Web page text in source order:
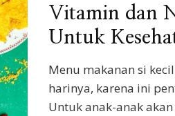
Vitamin dan
Untuk
Menu makanan si
harinya, karena ini
Untuk anak-anak